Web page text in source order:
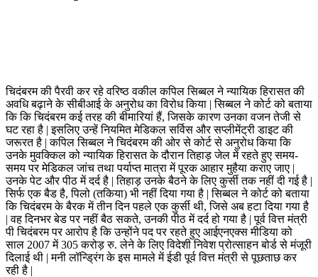
चिदंबरम की पैरवी कर रहे वरिष्ठ वकील कपिल सिब्बल ने न्यायिक हिरासत की
अवधि बढ़ाने के सीबीआई के अनुरोध का विरोध किया | सिब्बल ने कोर्ट को बताया
कि कि चिदंबरम कई तरह की बीमारियां हैं, जिसके कारण उनका वजन तेजी से
घट रहा है | इसलिए उन्हें नियमित मेडिकल सर्विस और सप्लीमेंट्री डाइट की
जरूरत है | कपिल सिब्बल ने चिदंबरम की ओर से कोर्ट से अनुरोध किया कि
उनके मुवक्किल को न्यायिक हिरासत के दौरान तिहाड़ जेल में रहते हुए समय-
समय पर मेडिकल जांच तथा पर्याप्त मात्रा में पूरक आहार मुहैया कराए जाए |
उनके पेट और पीठ में दर्द है | तिहाड़ उनके बैठने के लिए कुर्सी तक नहीं दी गई है |
सिर्फ एक बैड है, पिलो (तकिया) भी नहीं दिया गया है | सिब्बल ने कोर्ट को बताया
कि चिदंबरम के बैरक में तीन दिन पहले एक कुर्सी थी, जिसे अब हटा दिया गया है
| वह दिनभर बेड पर नहीं बैठ सकते, उनकी पीठ में दर्द हो गया है | पूर्व वित्त मंत्री
पी चिदंबरम पर आरोप है कि उन्होंने पद पर रहते हुए आईएनएक्स मीडिया को
साल 2007 में 305 करोड़ रु. लेने के लिए विदेशी निवेश प्रोत्साहन बोर्ड से मंजूरी
दिलाई थी | मनी लॉन्ड्रिंग के इस मामले में ईडी पूर्व वित्त मंत्री से पूछताछ कर
रही है |